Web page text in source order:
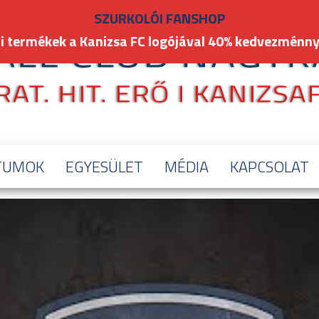
EGYESÜLET MÉDIA KAPCSOLAT
SZURKOLÓI FANSHOP
termékek a Kanizsa FC logójával 40%